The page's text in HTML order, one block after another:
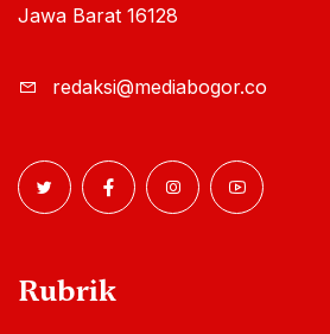
Jawa Barat 16128
redaksi@mediabogor.co
Rubrik